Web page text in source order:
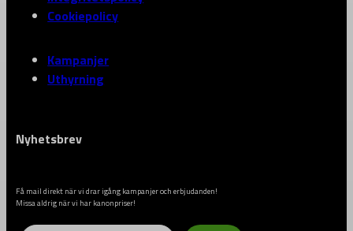
Cookiepolicy
Kampanjer
Uthyrning
Nyhetsbrev
Få mail direkt när vi drar igång kampanjer och erbjudanden!
Missa aldrig när vi har kanonpriser!